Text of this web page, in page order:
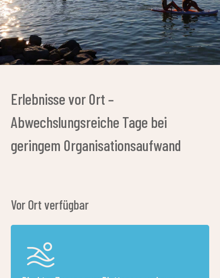
Sportplätze und Gemeinschaftsräume
Bereiche
Gemeinschaftsabende – Kochen im Freien
und Lagerfeuer